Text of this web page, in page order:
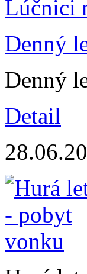
Denný
Denný
Detail